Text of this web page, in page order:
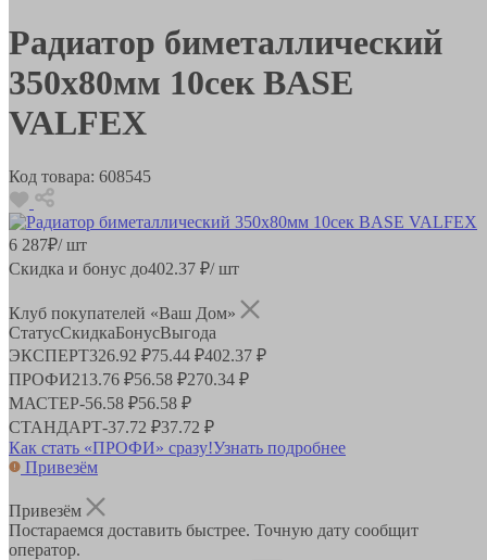
Радиатор биметаллический
350х80мм 10сек BASE
VALFEX
Код товара: 608545
6 287₽/ шт
Скидка и бонус до402.37 ₽/ шт
Клуб покупателей «Ваш Дом»
СтатусСкидкаБонусВыгода
ЭКСПЕРТ326.92 ₽75.44 ₽402.37 ₽
ПРОФИ213.76 ₽56.58 ₽270.34 ₽
МАСТЕР-56.58 ₽56.58 ₽
СТАНДАРТ-37.72 ₽37.72 ₽
Как стать «ПРОФИ» сразу!Узнать подробнее
Привезём
Привезём
Постараемся доставить быстрее. Точную дату сообщит
оператор.